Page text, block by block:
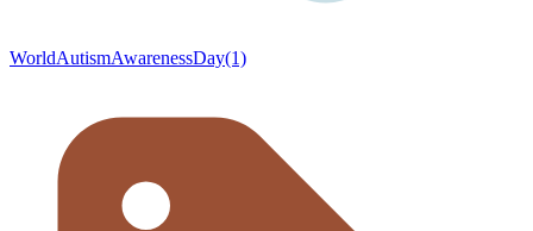
WorldAutismAwarenessDay(1)